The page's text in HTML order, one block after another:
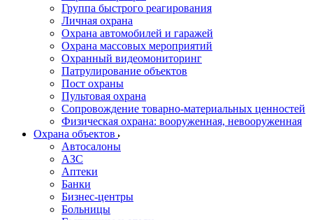
Группа быстрого реагирования
Личная охрана
Охрана автомобилей и гаражей
Охрана массовых мероприятий
Охранный видеомониторинг
Патрулирование объектов
Пост охраны
Пультовая охрана
Сопровождение товарно-материальных ценностей
Физическая охрана: вооруженная, невооруженная
Охрана объектов
Автосалоны
АЗС
Аптеки
Банки
Бизнес-центры
Больницы